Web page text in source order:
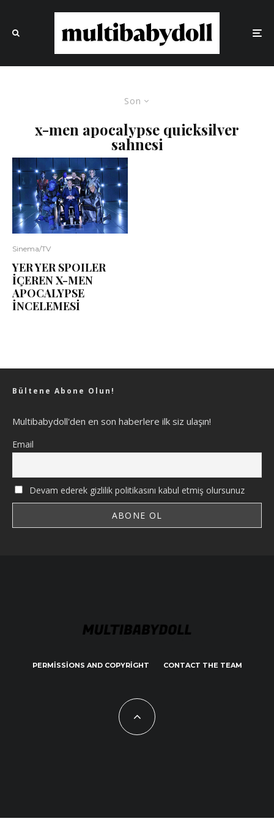
Son
x-men apocalypse quicksilver
sahnesi
Sinema/TV
YER YER SPOILER
İÇEREN X-MEN
APOCALYPSE
İNCELEMESİ
Bültene Abone Olun!
Multibabydoll'den en son haberlere ilk siz ulaşın!
Email
Devam ederek gizlilik politikasını kabul etmiş olursunuz
PERMISSIONS AND COPYRIGHT CONTACT THE TEAM